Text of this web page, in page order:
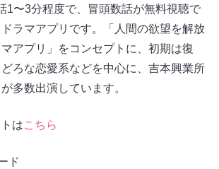
1〜3分程度で、冒頭数話が無料視聴で
ラマアプリです。「人間の欲望を解放
アプリ」をコンセプトに、初期は復
ろな恋愛系などを中心に、吉本興業所
多数出演しています。
はこちら
ド